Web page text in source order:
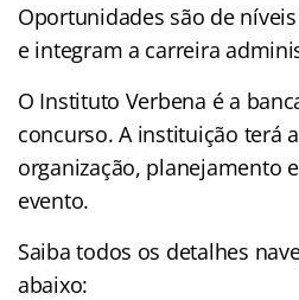
Oportunidades são de
e integram a carreira
O Instituto Verbena é a
concurso. A instituição terá
organização, planejamento
evento.
Saiba todos os detalhes
abaixo: